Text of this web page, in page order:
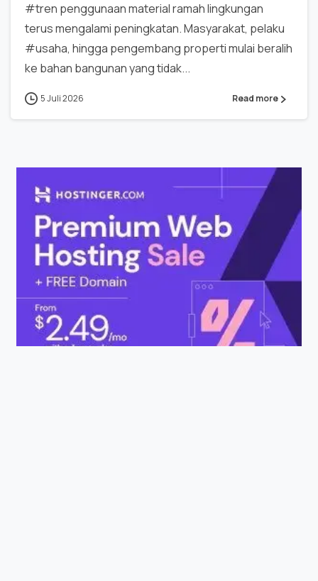
#tren penggunaan material ramah lingkungan
terus mengalami peningkatan. Masyarakat, pelaku
#usaha, hingga pengembang properti mulai beralih
ke bahan bangunan yang tidak...
5 Juli 2026 Read more